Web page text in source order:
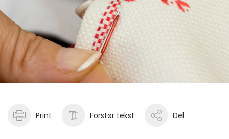
Print Forstør tekst Del